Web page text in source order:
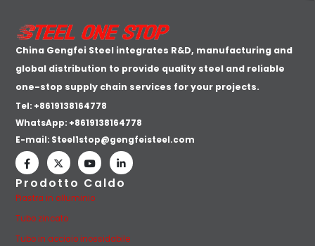
China Gengfei Steel integrates R&D, manufacturing and
global distribution to provide quality steel and reliable
one-stop supply chain services for your projects.
Tel: +8619138164778
WhatsApp: +8619138164778
E-mail: Steel1stop@gengfeisteel.com
Prodotto Caldo
Piastra in alluminio
Tubo zincato
Tubo in acciaio inossidabile